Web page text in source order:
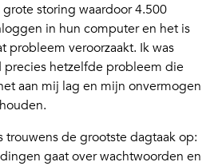
storing waardoor 4.500
in hun computer en het is
probleem veroorzaakt. Ik was
hetzelfde probleem die
aan mij lag en mijn onvermogen
trouwens de grootste dagtaak op:
gaat over wachtwoorden en